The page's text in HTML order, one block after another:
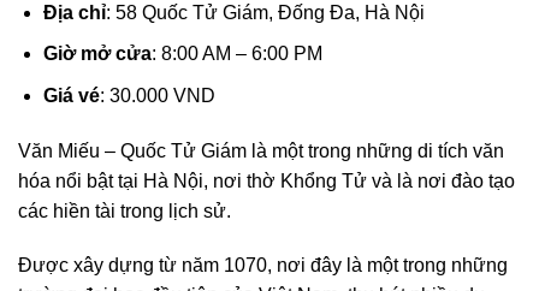
Địa chỉ: 58 Quốc Tử Giám, Đống Đa, Hà Nội
Giờ mở cửa: 8:00 AM – 6:00 PM
Giá vé: 30.000 VND
Văn Miếu – Quốc Tử Giám là một trong những di tích văn
hóa nổi bật tại Hà Nội, nơi thờ Khổng Tử và là nơi đào tạo
các hiền tài trong lịch sử.
Được xây dựng từ năm 1070, nơi đây là một trong những